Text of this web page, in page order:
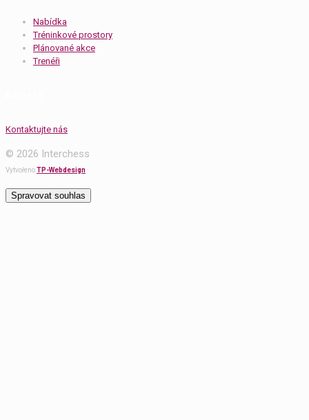
Nabídka
Tréninkové prostory
Plánované akce
Trenéři
Kontaktujte nás
© 2026 Interchess
VytvořenoTP-Webdesign
Spravovat souhlas